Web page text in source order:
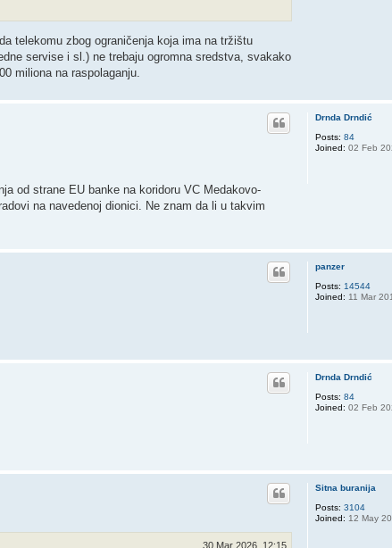
telekomu zbog ograničenja koja ima na tržištu
servise i sl.) ne trebaju ogromna sredstva, svakako
miliona na raspolaganju.
Drnda Drndić
Posts: 84
Joined: 02 Feb
od strane EU banke na koridoru VC Medakovo-
na navedenoj dionici. Ne znam da li u takvim
panzer
Posts: 14544
Joined: 11 Mar
Drnda Drndić
Posts: 84
Joined: 02 Feb
Sitna buranija
Posts: 3104
Joined: 12 May
30 Mar 2026, 12:15